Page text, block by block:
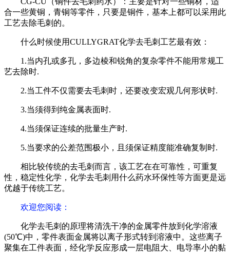
合一些黄铜，青铜等零件，只要是铜件，基本上都可以采用此
工艺去除毛刺的。
什么时候使用CULLYGRAT化学去毛刺工艺最有效：
1.当内孔或多孔，多边棱和锐角的复杂零件不能用常规工
艺去除时.
2.当工件不仅需要去毛刺时，还要改变宏观几何形状时.
3.当须得到纯金属表面时.
4.当须保证连续的批量生产时.
5.当要求的公差范围极小，且须保证精度能准确复制时.
相比较传统的去毛刺而言，该工艺在在可靠性，可重复
性，稳定性化学，化学去毛刺用什么药水环保性等方面更是远
优越于传统工艺。
欢迎您阅读 ：
化学去毛刺的原理将清洗干净的金属零件放到化学溶液
(50℃)中，零件表面金属将以离子形式转到溶液中。这些离子
聚集在工件表面，经化学反应形成一层电阻大、电导率小的黏